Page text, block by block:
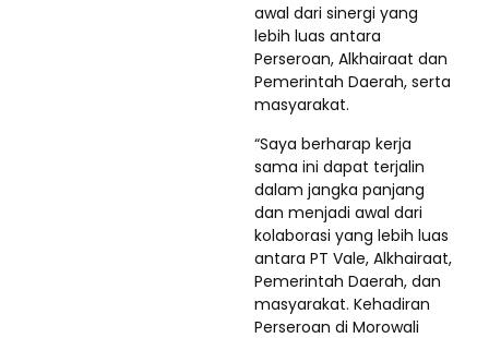
awal dari sinergi yang
lebih luas antara
Perseroan, Alkhairaat dan
Pemerintah Daerah, serta
masyarakat.
“Saya berharap kerja
sama ini dapat terjalin
dalam jangka panjang
dan menjadi awal dari
kolaborasi yang lebih luas
antara PT Vale, Alkhairaat,
Pemerintah Daerah, dan
masyarakat. Kehadiran
Perseroan di Morowali